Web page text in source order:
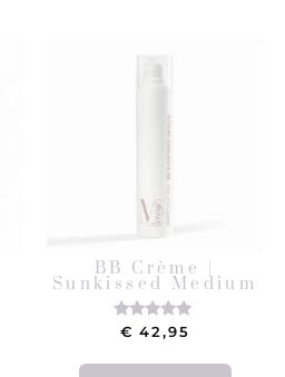
BB Crème |
Sunkissed Medium
Gewaardeerd
5.00
€ 42,95